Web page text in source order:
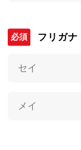
フリガナ